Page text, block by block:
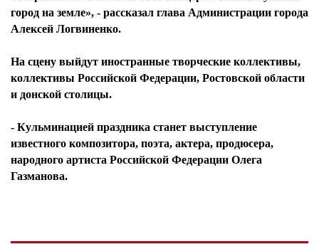
город на земле», - рассказал глава Администрации города
Алексей Логвиненко.
На сцену выйдут иностранные творческие коллективы,
коллективы Российской Федерации, Ростовской области
и донской столицы.
- Кульминацией праздника станет выступление
известного композитора, поэта, актера, продюсера,
народного артиста Российской Федерации Олега
Газманова.